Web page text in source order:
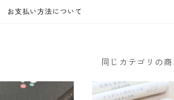
お支払い方法について
同じカテゴリの